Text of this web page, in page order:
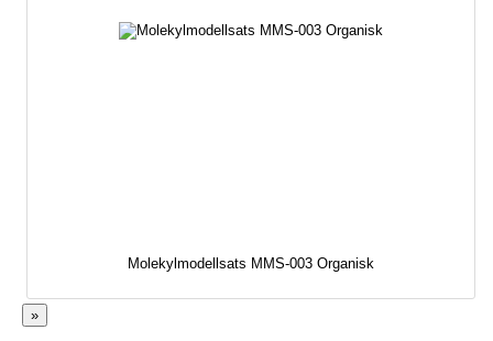
Molekylmodellsats MMS-003 Organisk
»